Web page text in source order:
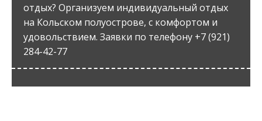
отдых? Организуем индивидуальный отдых
на Кольском полуострове, с комфортом и
удовольствием. Заявки по телефону +7 (921)
284-42-77